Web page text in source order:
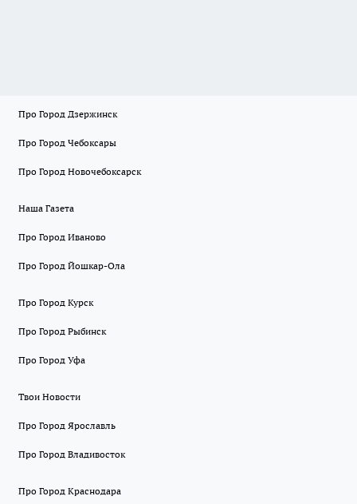
Про Город Дзержинск
Про Город Чебоксары
Про Город Новочебоксарск
Наша Газета
Про Город Иваново
Про Город Йошкар-Ола
Про Город Курск
Про Город Рыбинск
Про Город Уфа
Твои Новости
Про Город Ярославль
Про Город Владивосток
Про Город Краснодара